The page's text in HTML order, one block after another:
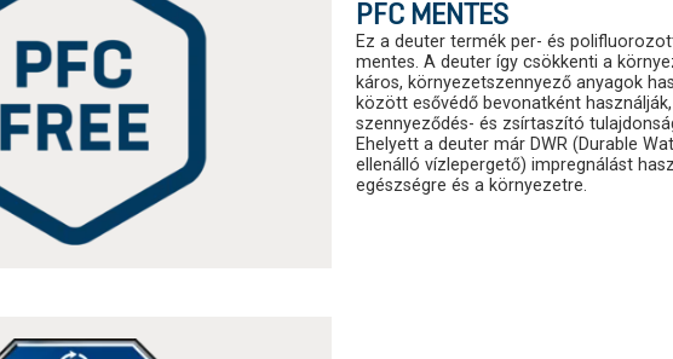
PFC MENTES
Ez a deuter termék per- és
mentes. A deuter így csökkenti a
káros, környezetszennyező anyagok
között esővédő bevonatként
szennyeződés- és zsírtaszító
Ehelyett a deuter már DWR (Durable
ellenálló vízlepergető) impregnálást
egészségre és a környezetre.